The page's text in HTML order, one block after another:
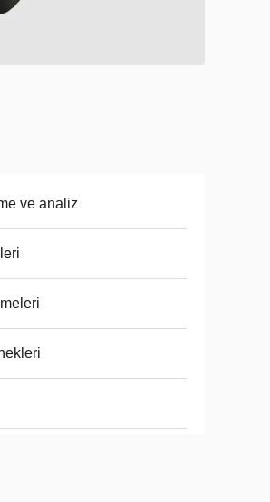
ve analiz